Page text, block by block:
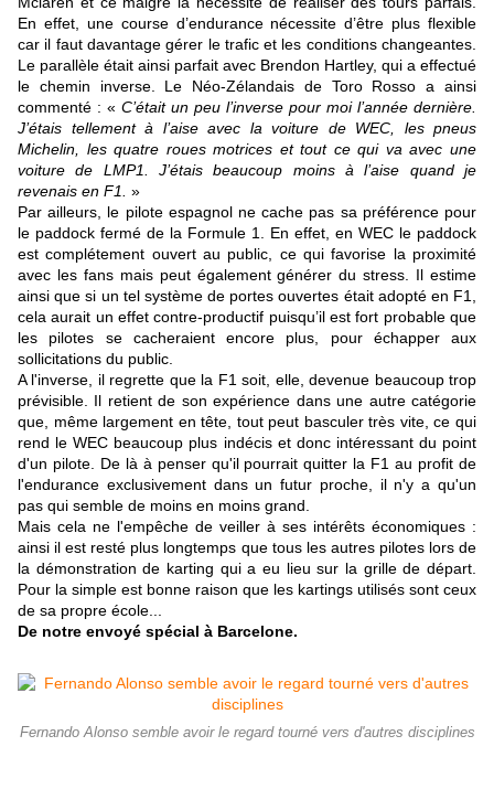
En effet, une course d’endurance nécessite d’être plus flexible
car il faut davantage gérer le trafic et les conditions changeantes.
Le parallèle était ainsi parfait avec Brendon Hartley, qui a effectué
le chemin inverse. Le Néo-Zélandais de Toro Rosso a ainsi
commenté : « C’était un peu l’inverse pour moi l’année dernière.
J’étais tellement à l’aise avec la voiture de WEC, les pneus
Michelin, les quatre roues motrices et tout ce qui va avec une
voiture de LMP1. J’étais beaucoup moins à l’aise quand je
revenais en F1.
»
Par ailleurs, le pilote espagnol ne cache pas sa préférence pour
le paddock fermé de la Formule 1. En effet, en WEC le paddock
est complétement ouvert au public, ce qui favorise la proximité
avec les fans mais peut également générer du stress. Il estime
ainsi que si un tel système de portes ouvertes était adopté en F1,
cela aurait un effet contre-productif puisqu’il est fort probable que
les pilotes se cacheraient encore plus, pour échapper aux
sollicitations du public.
A l'inverse, il regrette que la F1 soit, elle, devenue beaucoup trop
prévisible. Il retient de son expérience dans une autre catégorie
que, même largement en tête, tout peut basculer très vite, ce qui
rend le WEC beaucoup plus indécis et donc intéressant du point
d'un pilote. De là à penser qu'il pourrait quitter la F1 au profit de
l'endurance exclusivement dans un futur proche, il n'y a qu'un
pas qui semble de moins en moins grand.
Mais cela ne l'empêche de veiller à ses intérêts économiques :
ainsi il est resté plus longtemps que tous les autres pilotes lors de
la démonstration de karting qui a eu lieu sur la grille de départ.
Pour la simple est bonne raison que les kartings utilisés sont ceux
de sa propre école...
De notre envoyé spécial à Barcelone.
Fernando Alonso semble avoir le regard tourné vers d'autres disciplines